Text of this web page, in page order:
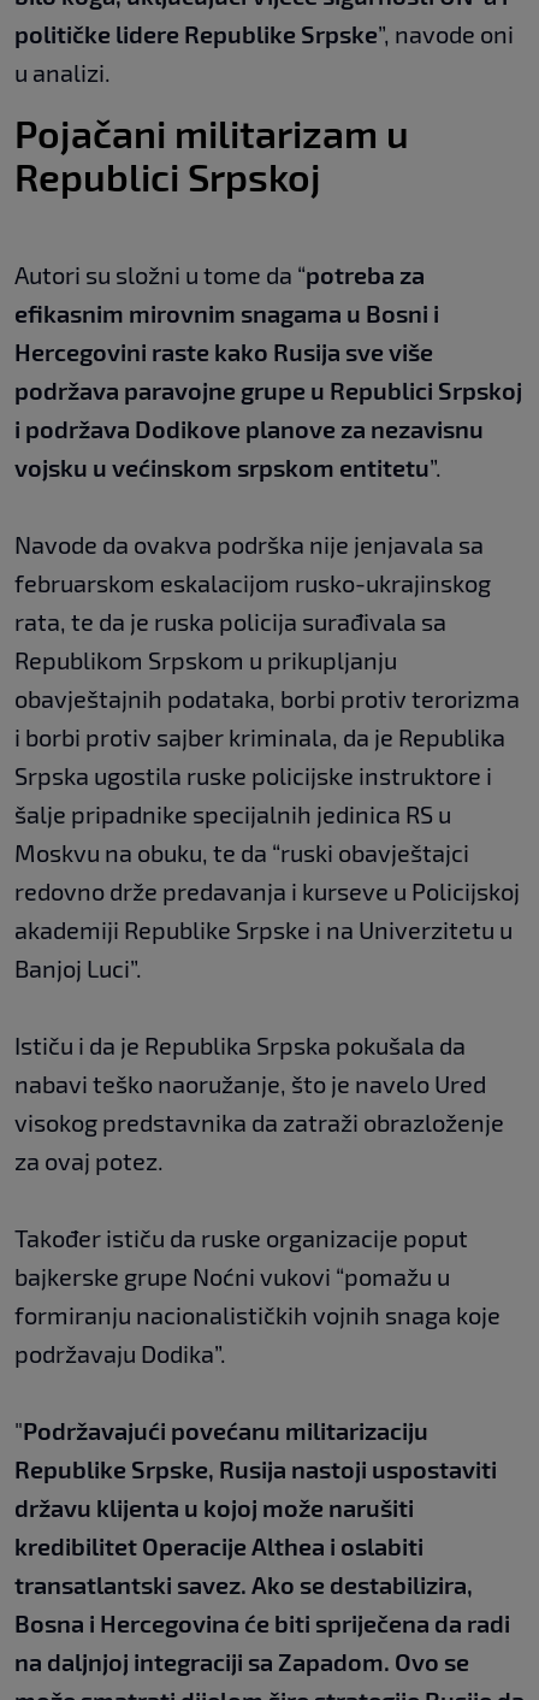
političke lidere Republike Srpske”, navode oni
u analizi.
Pojačani militarizam u
Republici Srpskoj
Autori su složni u tome da “potreba za
efikasnim mirovnim snagama u Bosni i
Hercegovini raste kako Rusija sve više
podržava paravojne grupe u Republici Srpskoj
i podržava Dodikove planove za nezavisnu
vojsku u većinskom srpskom entitetu”.
Navode da ovakva podrška nije jenjavala sa
februarskom eskalacijom rusko-ukrajinskog
rata, te da je ruska policija surađivala sa
Republikom Srpskom u prikupljanju
obavještajnih podataka, borbi protiv terorizma
i borbi protiv sajber kriminala, da je Republika
Srpska ugostila ruske policijske instruktore i
šalje pripadnike specijalnih jedinica RS u
Moskvu na obuku, te da “ruski obavještajci
redovno drže predavanja i kurseve u Policijskoj
akademiji Republike Srpske i na Univerzitetu u
Banjoj Luci”.
Ističu i da je Republika Srpska pokušala da
nabavi teško naoružanje, što je navelo Ured
visokog predstavnika da zatraži obrazloženje
za ovaj potez.
Također ističu da ruske organizacije poput
bajkerske grupe Noćni vukovi “pomažu u
formiranju nacionalističkih vojnih snaga koje
podržavaju Dodika”.
"Podržavajući povećanu militarizaciju
Republike Srpske, Rusija nastoji uspostaviti
državu klijenta u kojoj može narušiti
kredibilitet Operacije Althea i oslabiti
transatlantski savez. Ako se destabilizira,
Bosna i Hercegovina će biti spriječena da radi
na daljnjoj integraciji sa Zapadom. Ovo se